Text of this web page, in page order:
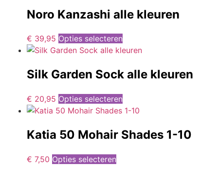
Noro Kanzashi alle kleuren
€ 39,95 Opties selecteren
Silk Garden Sock alle kleuren
€ 20,95 Opties selecteren
Katia 50 Mohair Shades 1-10
€ 7,50 Opties selecteren